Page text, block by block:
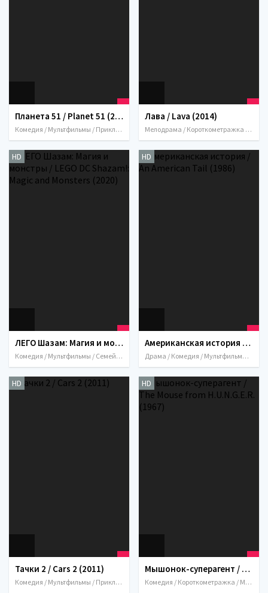
Планета 51 / Planet 51 (2009)
Комедия / Мультфильмы / Приключения / Семейный / Фантастика / США / Великобритания / 2009
Лава / Lava (2014)
Мелодрама / Короткометражка / Музыка / Мультфильмы / Мюзикл / Семейный / Фэнтези / 2014 / США
HD
ЛЕГО Шазам: Магия и монстры / LEGO DC Shazam!: Magic and Monsters (2020)
Комедия / Мультфильмы / Семейный / Фэнтези / США / 2020
HD
Американская история / An American Tail (1986)
Драма / Комедия / Мультфильмы / Мюзикл / Приключения / Семейный / США / 1986
HD
Тачки 2 / Cars 2 (2011)
Комедия / Мультфильмы / Приключения / Семейный / Спорт / США / 2011
HD
Мышонок-суперагент / The Mouse from H.U.N.G.E.R. (1967)
Комедия / Короткометражка / Мультфильмы / Семейный / США / 1967